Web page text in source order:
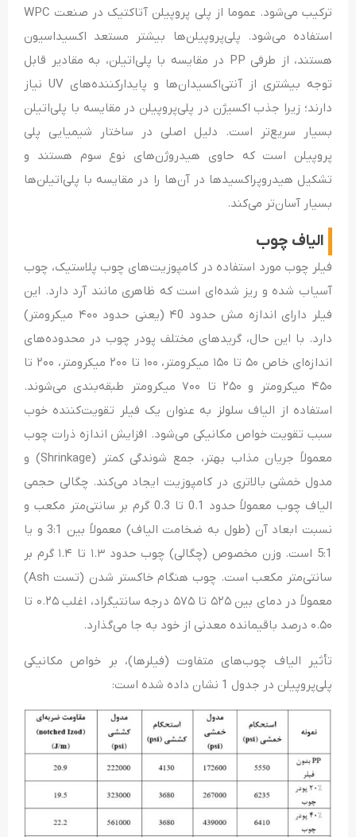
ترکیب می‌شود. عموما از پلی پروپیلن آتاکتیک در صنعت WPC
استفاده می‌شود. پلی‌پروپیلن‌ها بیشتر مستعد اکسیداسیون
هستند، از طرفی PP در مقایسه با پلی‌اتیلن، به مقادیر قابل
توجه بیشتری از آنتی‌اکسیدان‌ها و پایدارکننده‌های UV نیاز
دارند؛ زیرا جذب اکسیژن در پلی‌پروپیلن در مقایسه با پلی‌اتیلن
بسیار سریع‌تر است. دلیل اصلی در ساختار شیمیایی پلی
پروپیلن است که حاوی هیدروژن‌های نوع سوم هستند و
تشکیل هیدروپراکسیدها در آن‌ها را در مقایسه با پلی‌اتیلن‌ها
بسیار آسان‌تر می‌کند.
الیاف چوب
فیلر چوب مورد استفاده در کامپوزیت‌های چوب پلاستیک، چوب
آسیاب شده و ریز شده‌ای است که ظاهری مانند آرد دارد. این
فیلر دارای اندازه مش حدود ۴0 (یعنی حدود ۴۰۰ میکرومتر)
دارد. با این حال، گریدهای مختلف پودر چوب در محدوده‌های
اندازه‌ای خاص ۵۰ تا ۱۵۰ میکرومتر، ۱۰۰ تا ۲۰۰ میکرومتر، ۲۰۰ تا
۴۵۰ میکرومتر و ۲۵۰ تا ۷۰۰ میکرومتر طبقه‌بندی می‌شوند.
استفاده از الیاف سلولز به عنوان یک فیلر تقویت‌کننده خوب
سبب تقویت خواص مکانیکی می‌شود. افزایش اندازه ذرات چوب
معمولاً جریان مذاب بهتر، جمع شوندگی کمتر (Shrinkage) و
مدول خمشی بالاتری در کامپوزیت ایجاد می‌کند. چگالی حجمی
الیاف چوب معمولاً حدود 0.1 تا 0.3 گرم بر سانتی‌متر مکعب و
نسبت ابعاد آن (طول به ضخامت الیاف) معمولاً بین 3:1 و یا
5:1 است. وزن مخصوص (چگالی) چوب حدود ۱.۳ تا ۱.۴ گرم بر
سانتی‌متر مکعب است. چوب هنگام خاکستر شدن (تست Ash)
معمولاً در دمای بین ۵۲۵ تا ۵۷۵ درجه سانتیگراد، اغلب ۰.۲۵ تا
۰.۵۰ درصد باقیمانده معدنی از خود به جا می‌گذارد.
تأثیر الیاف‌ چوب‌های متفاوت (فیلرها)، بر خواص مکانیکی
پلی‌پروپیلن در جدول 1 نشان داده شده است: